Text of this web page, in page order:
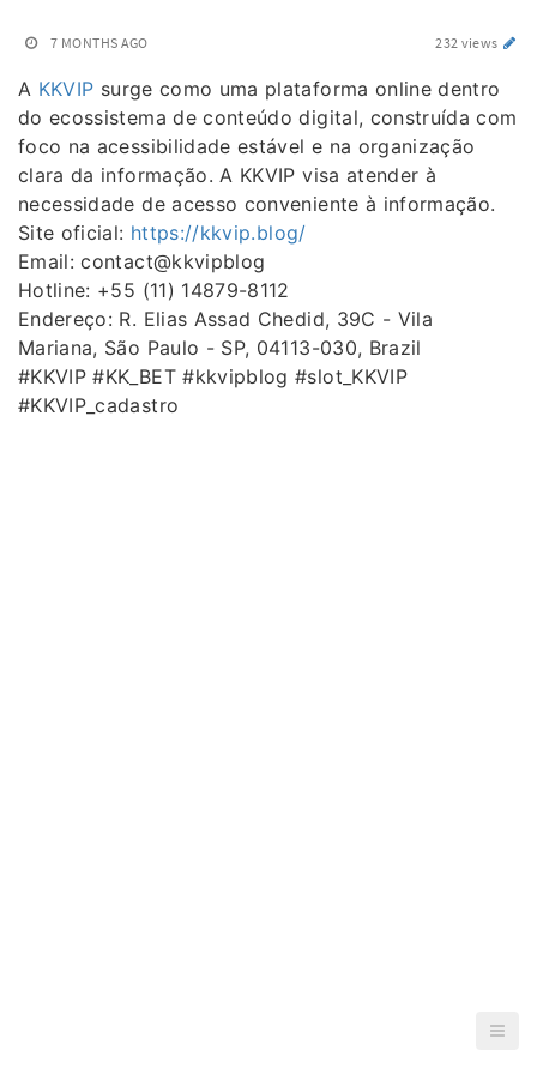
7 MONTHS AGO 232 views
A KKVIP surge como uma plataforma online dentro
do ecossistema de conteúdo digital, construída com
foco na acessibilidade estável e na organização
clara da informação. A KKVIP visa atender à
necessidade de acesso conveniente à informação.
Site oficial: https://kkvip.blog/
Email: contact@kkvipblog
Hotline: +55 (11) 14879-8112
Endereço: R. Elias Assad Chedid, 39C - Vila
Mariana, São Paulo - SP, 04113-030, Brazil
#KKVIP #KK_BET #kkvipblog #slot_KKVIP
#KKVIP_cadastro